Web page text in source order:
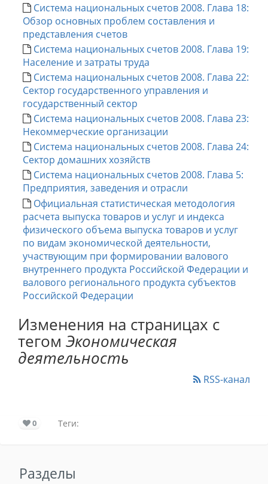
Система национальных счетов 2008. Глава 18:
Обзор основных проблем составления и
представления счетов
Система национальных счетов 2008. Глава 19:
Население и затраты труда
Система национальных счетов 2008. Глава 22:
Сектор государственного управления и
государственный сектор
Система национальных счетов 2008. Глава 23:
Некоммерческие организации
Система национальных счетов 2008. Глава 24:
Сектор домашних хозяйств
Система национальных счетов 2008. Глава 5:
Предприятия, заведения и отрасли
Официальная статистическая методология
расчета выпуска товаров и услуг и индекса
физического объема выпуска товаров и услуг
по видам экономической деятельности,
участвующим при формировании валового
внутреннего продукта Российской Федерации и
валового регионального продукта субъектов
Российской Федерации
Изменения на страницах с
тегом Экономическая
деятельность
RSS-канал
0 Теги:
Разделы